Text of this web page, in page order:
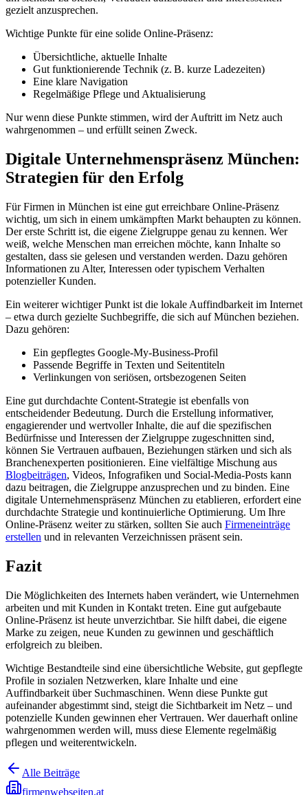
gezielt anzusprechen.
Wichtige Punkte für eine solide Online-Präsenz:
Übersichtliche, aktuelle Inhalte
Gut funktionierende Technik (z. B. kurze Ladezeiten)
Eine klare Navigation
Regelmäßige Pflege und Aktualisierung
Nur wenn diese Punkte stimmen, wird der Auftritt im Netz auch
wahrgenommen – und erfüllt seinen Zweck.
Digitale Unternehmenspräsenz München:
Strategien für den Erfolg
Für Firmen in München ist eine gut erreichbare Online-Präsenz
wichtig, um sich in einem umkämpften Markt behaupten zu können.
Der erste Schritt ist, die eigene Zielgruppe genau zu kennen. Wer
weiß, welche Menschen man erreichen möchte, kann Inhalte so
gestalten, dass sie gelesen und verstanden werden. Dazu gehören
Informationen zu Alter, Interessen oder typischem Verhalten
potenzieller Kunden.
Ein weiterer wichtiger Punkt ist die lokale Auffindbarkeit im Internet
– etwa durch gezielte Suchbegriffe, die sich auf München beziehen.
Dazu gehören:
Ein gepflegtes Google-My-Business-Profil
Passende Begriffe in Texten und Seitentiteln
Verlinkungen von seriösen, ortsbezogenen Seiten
Eine gut durchdachte Content-Strategie ist ebenfalls von
entscheidender Bedeutung. Durch die Erstellung informativer,
engagierender und wertvoller Inhalte, die auf die spezifischen
Bedürfnisse und Interessen der Zielgruppe zugeschnitten sind,
können Sie Vertrauen aufbauen, Beziehungen stärken und sich als
Branchenexperten positionieren. Eine vielfältige Mischung aus
Blogbeiträgen, Videos, Infografiken und Social-Media-Posts kann
dazu beitragen, die Zielgruppe anzusprechen und zu binden. Eine
digitale Unternehmenspräsenz München zu etablieren, erfordert eine
durchdachte Strategie und kontinuierliche Optimierung. Um Ihre
Online-Präsenz weiter zu stärken, sollten Sie auch Firmeneinträge
erstellen und in relevanten Verzeichnissen präsent sein.
Fazit
Die Möglichkeiten des Internets haben verändert, wie Unternehmen
arbeiten und mit Kunden in Kontakt treten. Eine gut aufgebaute
Online-Präsenz ist heute unverzichtbar. Sie hilft dabei, die eigene
Marke zu zeigen, neue Kunden zu gewinnen und geschäftlich
erfolgreich zu bleiben.
Wichtige Bestandteile sind eine übersichtliche Website, gut gepflegte
Profile in sozialen Netzwerken, klare Inhalte und eine
Auffindbarkeit über Suchmaschinen. Wenn diese Punkte gut
aufeinander abgestimmt sind, steigt die Sichtbarkeit im Netz – und
potenzielle Kunden gewinnen eher Vertrauen. Wer dauerhaft online
wahrgenommen werden will, muss diese Elemente regelmäßig
pflegen und weiterentwickeln.
Alle Beiträge
firmenwebseiten.at